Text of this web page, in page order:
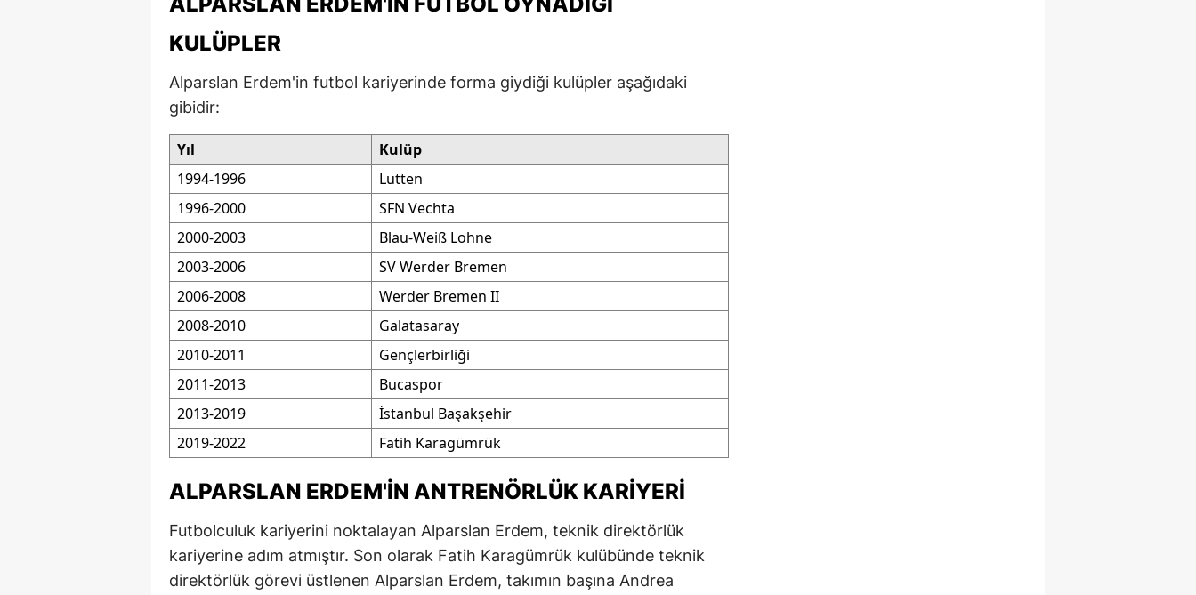
Niğde
Ordu
Rize
Sakarya
Samsun
Siirt
Sinop
Sivas
Tekirdağ
Trabzon
Tunceli
Şanlıurfa
KULÜPLER
Alparslan Erdem'in futbol kariyerinde forma giydiği kulüpler aşağıdaki
gibidir:
Yıl
Kulüp
1994-1996
Lutten
1996-2000
SFN Vechta
2000-2003
Blau-Weiß Lohne
2003-2006
SV Werder Bremen
2006-2008
Werder Bremen II
2008-2010
Galatasaray
2010-2011
Gençlerbirliği
2011-2013
Bucaspor
2013-2019
İstanbul Başakşehir
2019-2022
Fatih Karagümrük
ALPARSLAN ERDEM'IN ANTRENÖRLÜK KARIYERI
Futbolculuk kariyerini noktalayan Alparslan Erdem, teknik direktörlük
kariyerine adım atmıştır. Son olarak Fatih Karagümrük kulübünde teknik
direktörlük görevi üstlenen Alparslan Erdem, takımın başına Andrea